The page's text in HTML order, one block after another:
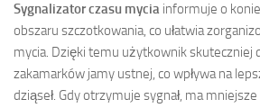
Sygnalizator czasu mycia informuje o
obszaru szczotkowania, co ułatwia
mycia. Dzięki temu użytkownik skuteczniej
zakamarków jamy ustnej, co wpływa na
dziąseł. Gdy otrzymuje sygnał, ma